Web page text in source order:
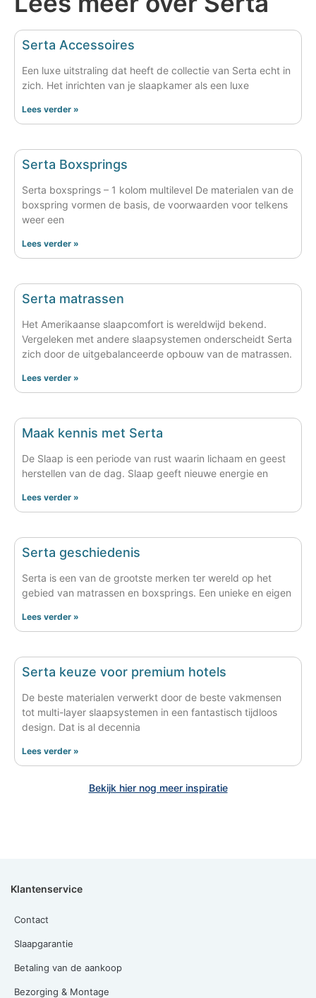
Serta Accessoires
Een luxe uitstraling dat heeft de collectie van Serta echt in
zich. Het inrichten van je slaapkamer als een luxe
Lees verder »
Serta Boxsprings
Serta boxsprings – 1 kolom multilevel De materialen van de
boxspring vormen de basis, de voorwaarden voor telkens
weer een
Lees verder »
Serta matrassen
Het Amerikaanse slaapcomfort is wereldwijd bekend.
Vergeleken met andere slaapsystemen onderscheidt Serta
zich door de uitgebalanceerde opbouw van de matrassen.
Lees verder »
Maak kennis met Serta
De Slaap is een periode van rust waarin lichaam en geest
herstellen van de dag. Slaap geeft nieuwe energie en
Lees verder »
Serta geschiedenis
Serta is een van de grootste merken ter wereld op het
gebied van matrassen en boxsprings. Een unieke en eigen
Lees verder »
Serta keuze voor premium hotels
De beste materialen verwerkt door de beste vakmensen
tot multi-layer slaapsystemen in een fantastisch tijdloos
design. Dat is al decennia
Lees verder »
Bekijk hier nog meer inspiratie
Klantenservice
Contact
Slaapgarantie
Betaling van de aankoop
Bezorging & Montage